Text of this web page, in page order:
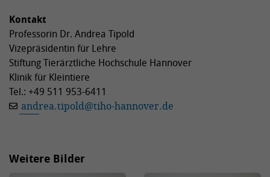
Kontakt
Professorin Dr. Andrea Tipold
Vizepräsidentin für Lehre
Stiftung Tierärztliche Hochschule Hannover
Klinik für Kleintiere
Tel.: +49 511 953-6411
andrea.tipold@tiho-hannover.de
Weitere Bilder